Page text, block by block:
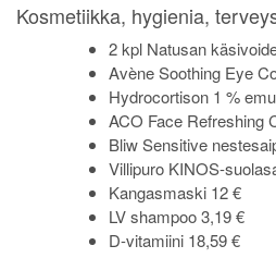
Kosmetiikka, hygienia,
2 kpl Natusan
Avène Soothing Eye
Hydrocortison 1 %
ACO Face Refreshing
Bliw Sensitive
Villipuro KINOS-
Kangasmaski 12 €
LV shampoo 3,19 €
D-vitamiini 18,59 €